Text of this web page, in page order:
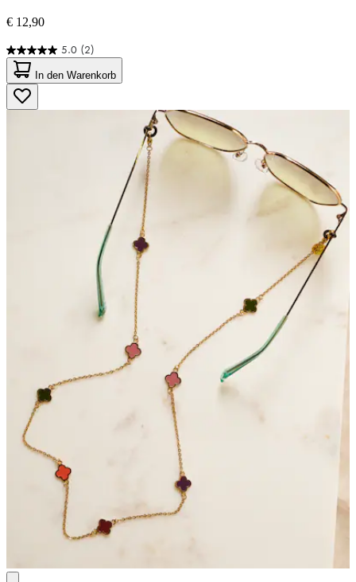
€ 12,90
5.0 (2)
5.0
von
5
Sternen.
2
In den Warenkorb